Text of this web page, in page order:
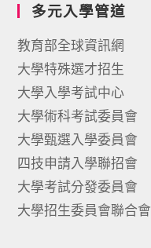
多元入學管道
教育部全球資訊網
大學特殊選才招生
大學入學考試中心
大學術科考試委員會
大學甄選入學委員會
四技申請入學聯招會
大學考試分發委員會
大學招生委員會聯合會